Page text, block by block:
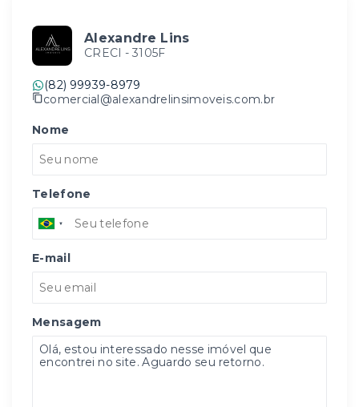
Alexandre Lins
CRECI - 3105F
(82) 99939-8979
comercial@alexandrelinsimoveis.com.br
Nome
Telefone
E-mail
Mensagem